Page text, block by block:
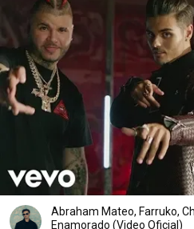
Abraham Mateo, Farruko,
Enamorado (Video Oficial)